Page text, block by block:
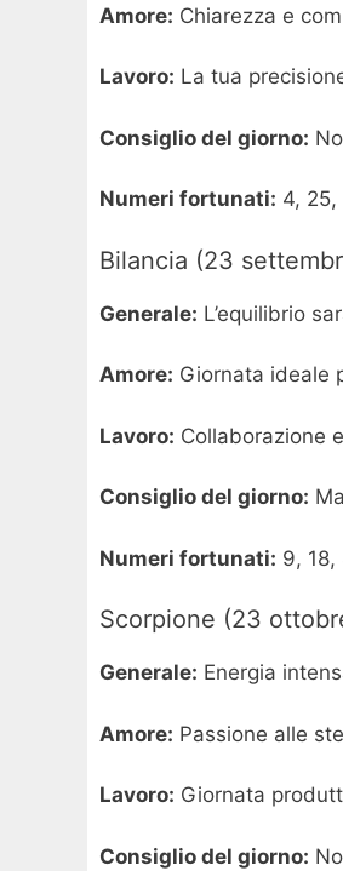
Amore: Chiarezza e
Lavoro: La tua
Consiglio del giorno:
Numeri fortunati: 4, 25,
Bilancia (23
Generale: L’equilibrio
Amore: Giornata ideale
Lavoro: Collaborazione
Consiglio del giorno:
Numeri fortunati: 9, 18,
Scorpione (23
Generale: Energia
Amore: Passione alle
Lavoro: Giornata
Consiglio del giorno: